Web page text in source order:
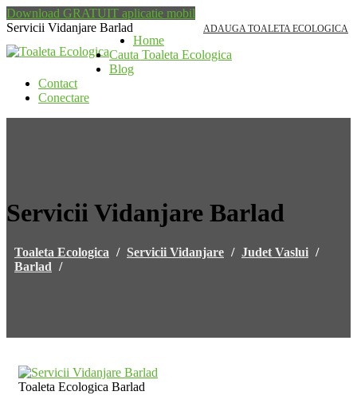
Download GRATUIT aplicatie mobil
Servicii Vidanjare Barlad
ADAUGA TOALETA ECOLOGICA
Home
Cauta Toaleta Ecologica
Blog
Contact
Conectare
Servicii Vidanjare Barlad
Toaleta Ecologica / Servicii Vidanjare / Judet Vaslui /
Barlad /
Toaleta Ecologica Barlad